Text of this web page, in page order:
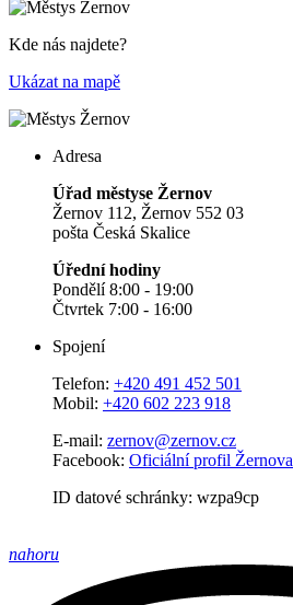
Kde nás najdete?
Ukázat na mapě
Adresa
Úřad městyse Žernov
Žernov 112, Žernov 552 03
pošta Česká Skalice
Úřední hodiny
Pondělí 8:00 - 19:00
Čtvrtek 7:00 - 16:00
Spojení
Telefon: +420 491 452 501
Mobil: +420 602 223 918
E-mail: zernov@zernov.cz
Facebook: Oficiální profil Žernova
ID datové schránky: wzpa9cp
nahoru